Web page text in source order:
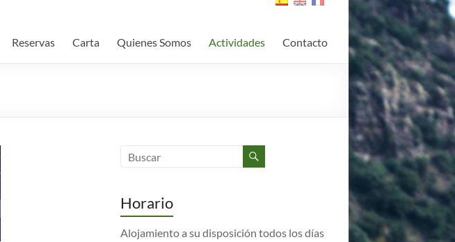
Reservas Carta Quienes Somos Actividades Contacto
Horario
Alojamiento a su disposición todos los días